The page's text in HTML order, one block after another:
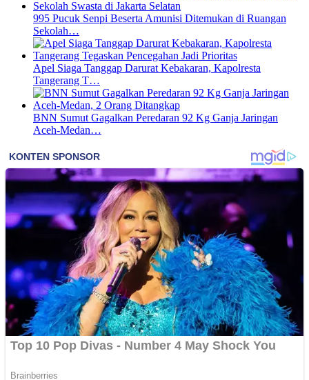
995 Pucuk Senpi Beserta Amunisi Ditemukan di Ruangan
Sekolah…
Apel Siaga Tanggap Darurat Kebakaran, Kapolresta
Tangerang T…
BNN Sumut Gagalkan Peredaran 92 Kg Ganja Jaringan
Aceh-Medan…